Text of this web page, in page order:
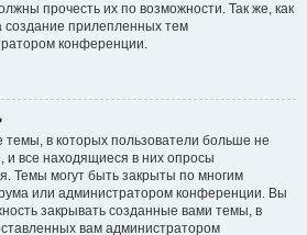
прочесть их по возможности. Так же, как
создание прилепленных тем
конференции.
в которых пользователи больше не
и все находящиеся в них опросы
Темы могут быть закрыты по многим
или администратором конференции. Вы
закрывать созданные вами темы, в
вам администратором